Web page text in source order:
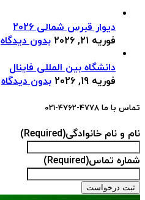
دیوار قبرس شمالی 2026
فوریه 21, 2026
بدون دیدگاه
دانشگاه بین المللی فاینال
فوریه 19, 2026
بدون دیدگاه
تماس با ما 4778-4762-021
نام و نام خانوادگی(Required)
شماره تماس(Required)